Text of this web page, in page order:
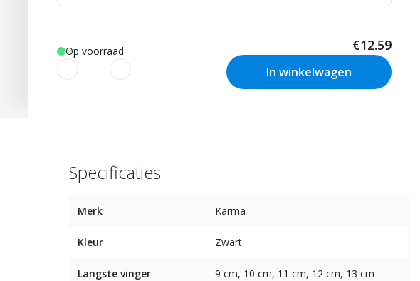
Op voorraad €12.59
In winkelwagen
Specificaties
Merk Karma
Kleur Zwart
Langste vinger 9 cm, 10 cm, 11 cm, 12 cm, 13 cm